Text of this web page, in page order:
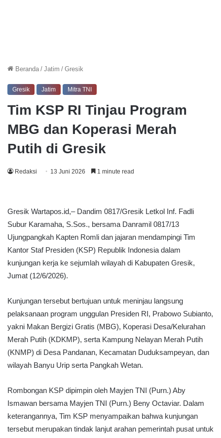
Beranda / Jatim / Gresik
Gresik Jatim Mitra TNI
Tim KSP RI Tinjau Program
MBG dan Koperasi Merah
Putih di Gresik
Redaksi 13 Juni 2026 1 minute read
Gresik Wartapos.id,– Dandim 0817/Gresik Letkol Inf. Fadli
Subur Karamaha, S.Sos., bersama Danramil 0817/13
Ujungpangkah Kapten Romli dan jajaran mendampingi Tim
Kantor Staf Presiden (KSP) Republik Indonesia dalam
kunjungan kerja ke sejumlah wilayah di Kabupaten Gresik,
Jumat (12/6/2026).
Kunjungan tersebut bertujuan untuk meninjau langsung
pelaksanaan program unggulan Presiden RI, Prabowo Subianto,
yakni Makan Bergizi Gratis (MBG), Koperasi Desa/Kelurahan
Merah Putih (KDKMP), serta Kampung Nelayan Merah Putih
(KNMP) di Desa Pandanan, Kecamatan Duduksampeyan, dan
wilayah Banyu Urip serta Pangkah Wetan.
Rombongan KSP dipimpin oleh Mayjen TNI (Purn.) Aby
Ismawan bersama Mayjen TNI (Purn.) Beny Octaviar. Dalam
keterangannya, Tim KSP menyampaikan bahwa kunjungan
tersebut merupakan tindak lanjut arahan pemerintah pusat untuk